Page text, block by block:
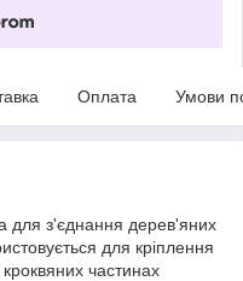
Оплата Умови
для з'єднання дерев'яних
для кріплення
кроквяних частинах